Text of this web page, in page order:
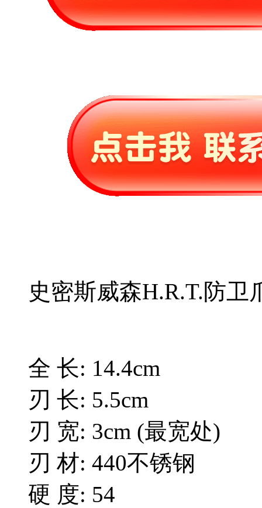
史密斯威森H.R.T.防卫
全 长: 14.4cm
刃 长: 5.5cm
刃 宽: 3cm (最宽处)
刃 材: 440不锈钢
硬 度: 54